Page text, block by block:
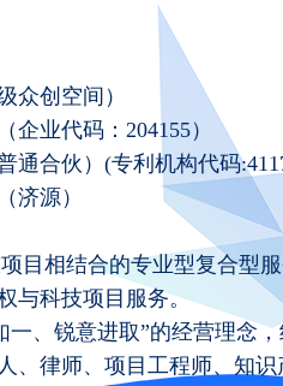
众创空间）
业代码：204155）
通合伙）(专利机构代码
济源）
相结合的专业型复合型服
与科技项目服务。
锐意进取”的经营理念，
、律师、项目工程师、知